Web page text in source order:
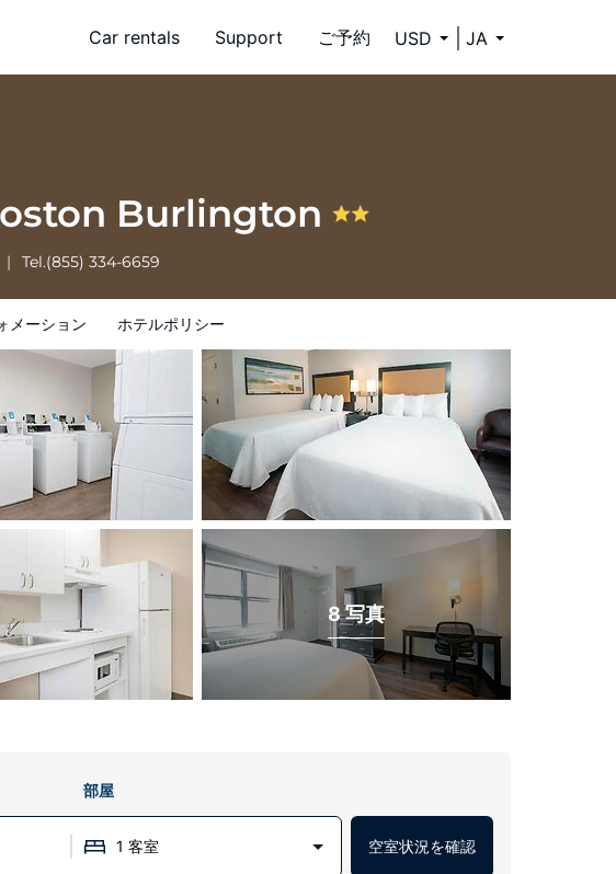
Car rentals Support ご予約 USD JA
Burlington
Tel.(855) 334-6659
メーション ホテルポリシー
8 写真
部屋
1 客室 空室状況を確認